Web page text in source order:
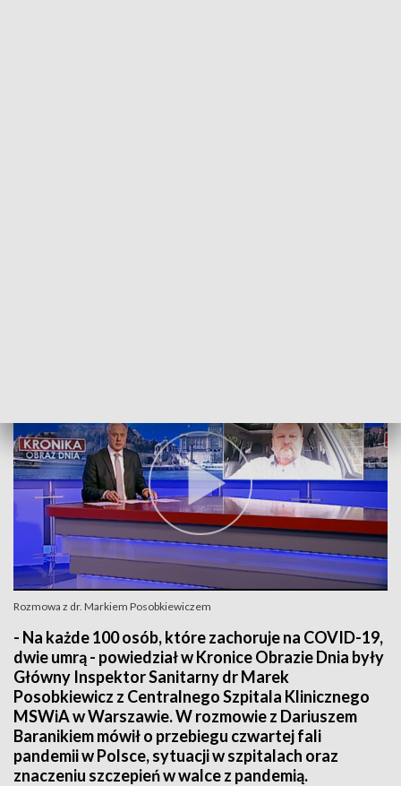
Rozmowa z dr. Markiem Posobkiewiczem
- Na każde 100 osób, które zachoruje na COVID-19,
dwie umrą - powiedział w Kronice Obrazie Dnia były
Główny Inspektor Sanitarny dr Marek
Posobkiewicz z Centralnego Szpitala Klinicznego
MSWiA w Warszawie. W rozmowie z Dariuszem
Baranikiem mówił o przebiegu czwartej fali
pandemii w Polsce, sytuacji w szpitalach oraz
znaczeniu szczepień w walce z pandemią.